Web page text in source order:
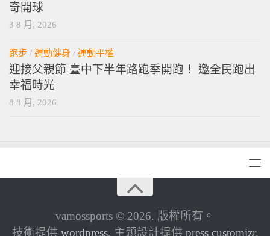
奇開球
3 8 月, 2026
跑步 / 運動健身 / 運動平權
迎接父親節 臺中下半年路跑季開跑！ 邀全民跑出
幸福時光
8 8 月, 2026
vamossports © 2026. 版權所有。
技術提供 wordpress. 主題設計提供 press customizr.